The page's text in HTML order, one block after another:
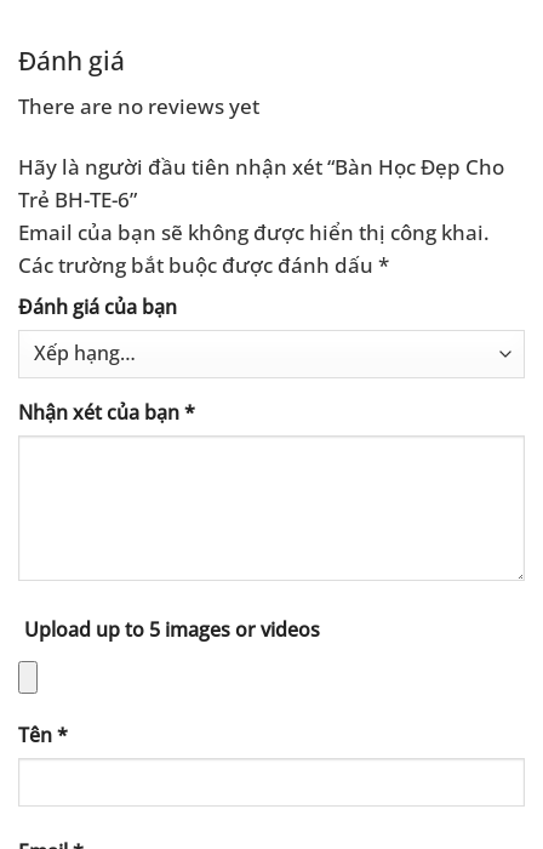
Đánh giá
There are no reviews yet
Hãy là người đầu tiên nhận xét “Bàn Học Đẹp Cho
Trẻ BH-TE-6”
Email của bạn sẽ không được hiển thị công khai.
Các trường bắt buộc được đánh dấu *
Đánh giá của bạn
Nhận xét của bạn*
Upload up to 5 images or videos
Tên*